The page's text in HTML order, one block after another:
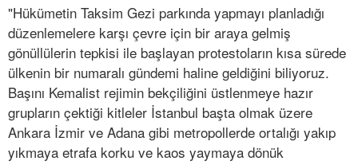
"Hükümetin Taksim Gezi parkında yapmayı planladığı
düzenlemelere karşı çevre için bir araya gelmiş
gönüllülerin tepkisi ile başlayan protestoların kısa sürede
ülkenin bir numaralı gündemi haline geldiğini biliyoruz.
Başını Kemalist rejimin bekçiliğini üstlenmeye hazır
grupların çektiği kitleler İstanbul başta olmak üzere
Ankara İzmir ve Adana gibi metropollerde ortalığı yakıp
yıkmaya etrafa korku ve kaos yaymaya dönük